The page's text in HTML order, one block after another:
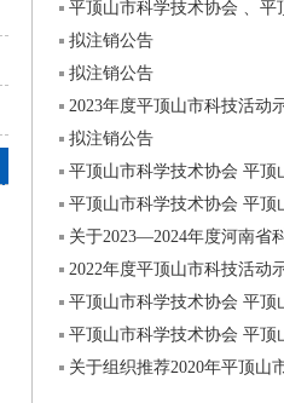
拟注销公告
拟注销公告
2023年度平顶山市科技活动
拟注销公告
关于2023—2024年度河南省
2022年度平顶山市科技活动
关于组织推荐2020年平顶山